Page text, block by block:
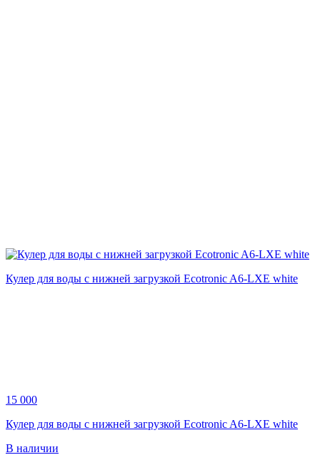
Кулер для воды с нижней загрузкой Ecotronic A6-LXE white
15 000
Кулер для воды с нижней загрузкой Ecotronic A6-LXE white
В наличии